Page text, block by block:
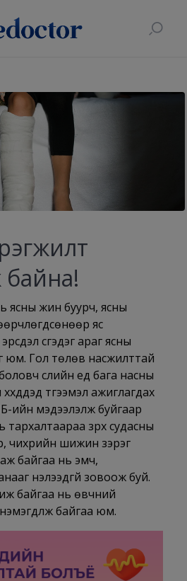
ясны жин буурч, ясны
яс
үүсгэдэг араг ясны
юм. Гол төлөв насжилттай
сүүлийн үед бага насны
түгээмэл ажиглагдах
ийн мэдээлэлж буйгаар
зүрх судасны
чихрийн шижин зэрэг
байгаа нь эмч,
нэлээдгүй зовоож буй.
байгаа нь өвчний
байгаа юм.